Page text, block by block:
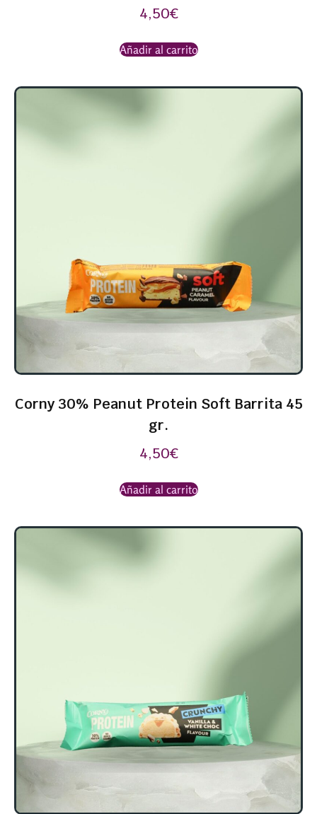
4,50€
Añadir al carrito
Corny 30% Peanut Protein Soft Barrita 45
gr.
4,50€
Añadir al carrito